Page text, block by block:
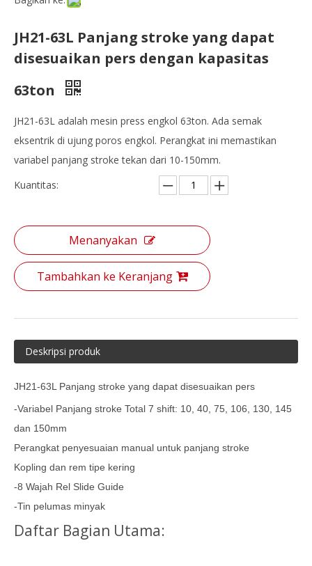
JH21-63L Panjang stroke yang dapat
disesuaikan pers dengan kapasitas
63ton
JH21-63L adalah mesin press engkol 63ton. Ada semak
eksentrik di ujung poros engkol. Perangkat ini memastikan
variabel panjang stroke tekan dari 10-150mm.
Kuantitas:
Menanyakan
Tambahkan ke Keranjang
Deskripsi produk
JH21-63L Panjang stroke yang dapat disesuaikan pers
-Variabel Panjang stroke Total 7 shift: 10, 40, 75, 106, 130, 145
dan 150mm
Perangkat penyesuaian manual untuk panjang stroke
Kopling dan rem tipe kering
-8 Wajah Rel Slide Guide
-Tin pelumas minyak
Daftar Bagian Utama: